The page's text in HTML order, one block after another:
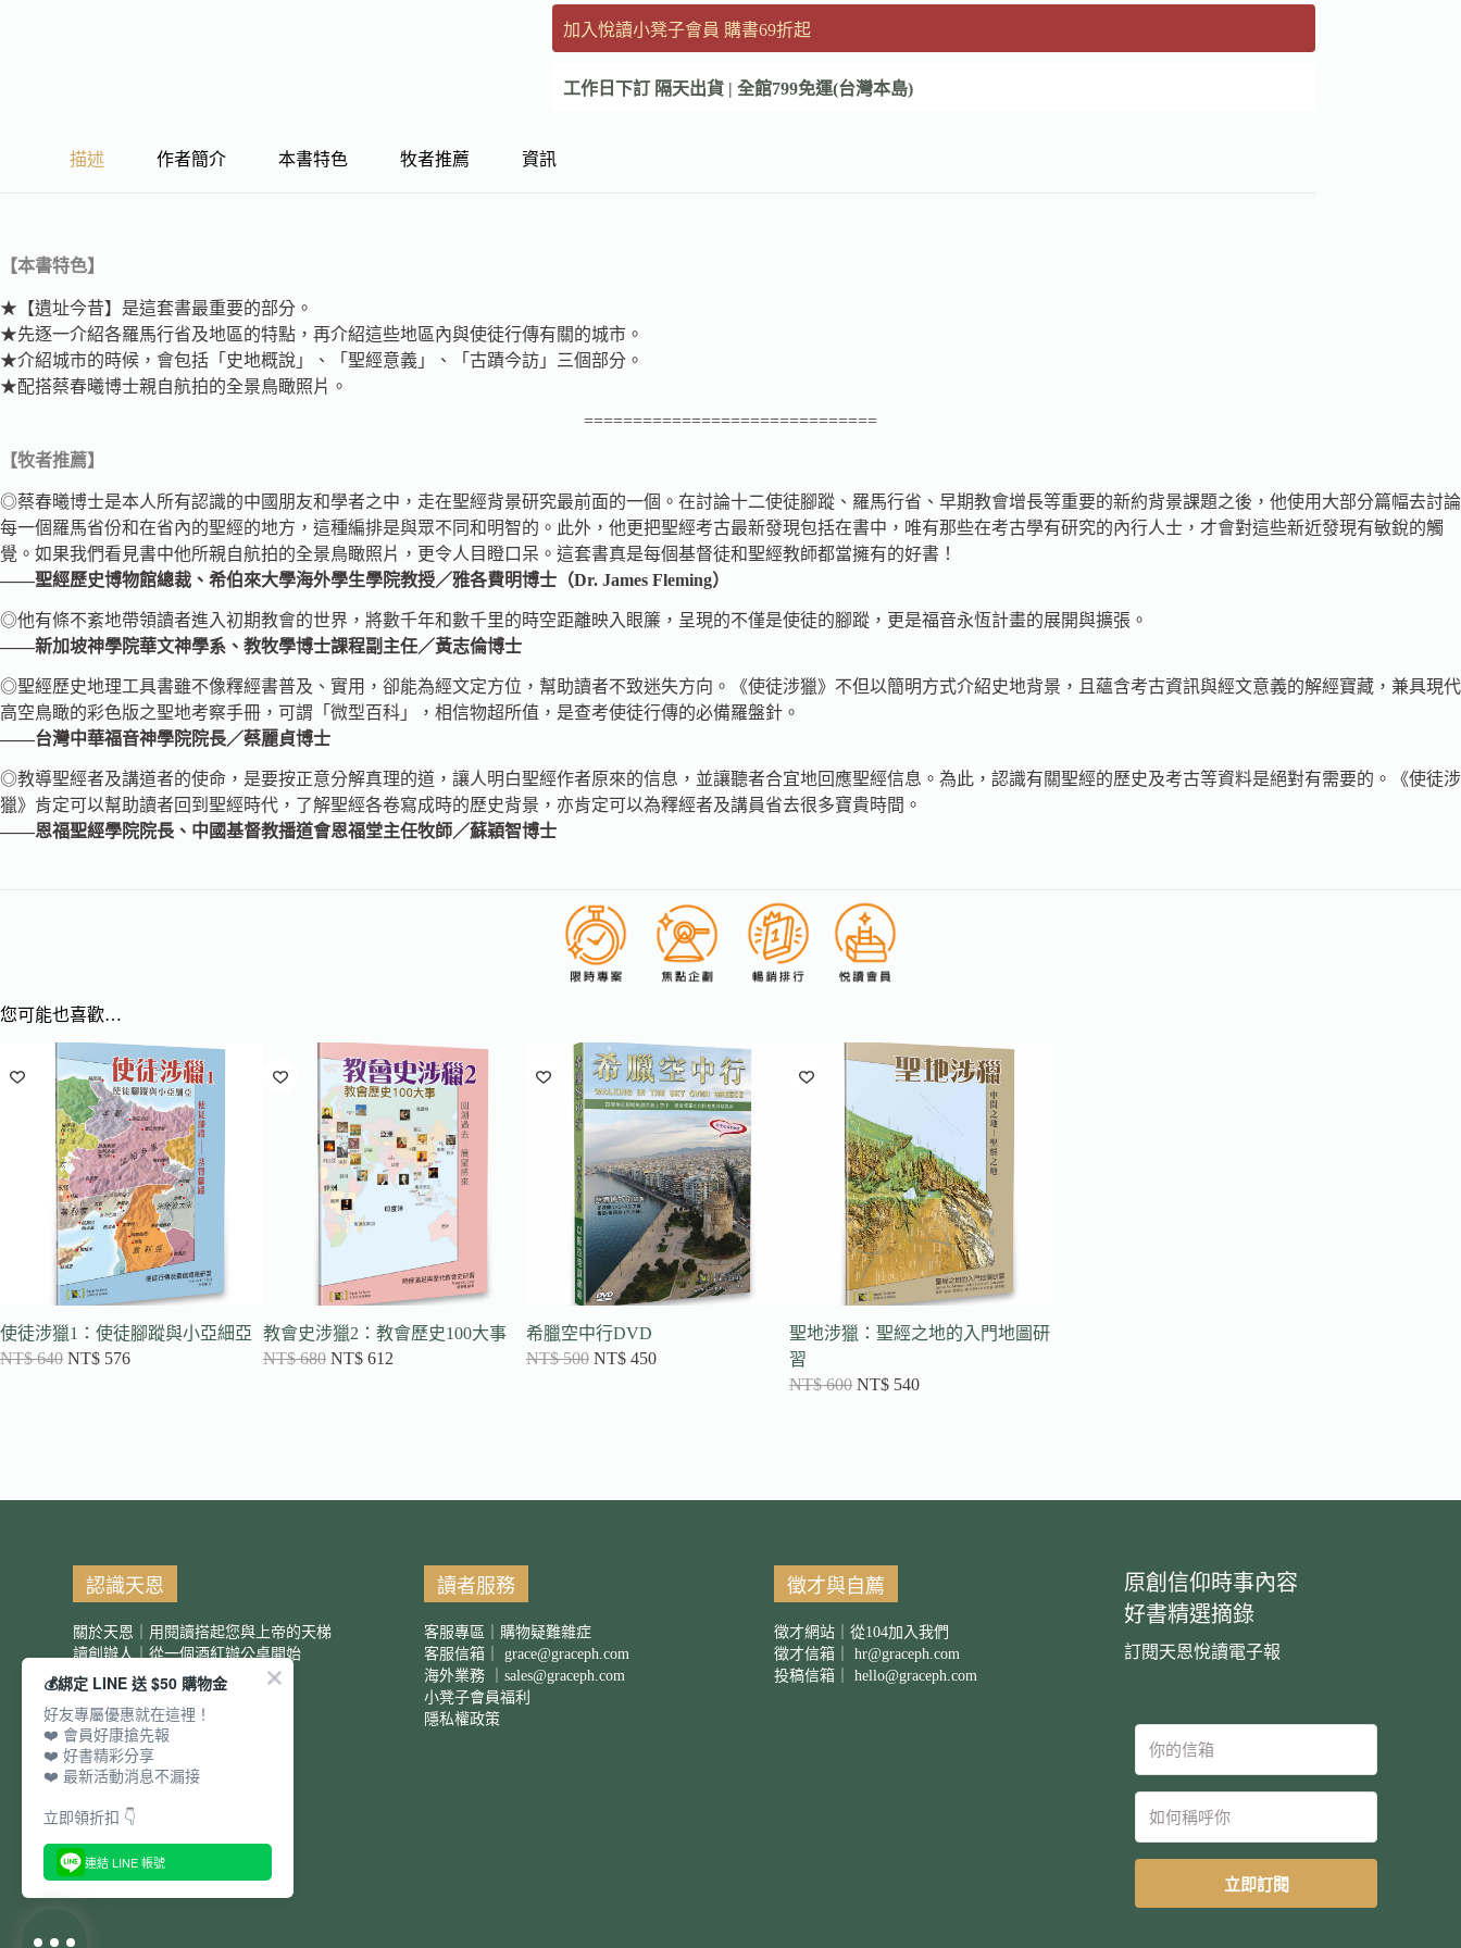
加入悅讀小凳子會員 購書69折起
工作日下訂 隔天出貨 | 全館799免運(台灣本島)
描述 作者簡介 本書特色 牧者推薦 資訊
【本書特色】
★【遺址今昔】是這套書最重要的部分。
★先逐一介紹各羅馬行省及地區的特點，再介紹這些地區內與使徒行傳有關的城市。
★介紹城市的時候，會包括「史地概說」、「聖經意義」、「古蹟今訪」三個部分。
★配搭蔡春曦博士親自航拍的全景鳥瞰照片。
==============================
【牧者推薦】
◎蔡春曦博士是本人所有認識的中國朋友和學者之中，走在聖經背景研究最前面的一個。在討論十二使徒腳蹤、羅馬行省、早期教會增長等重要的新約背景課題之後，他使用大部分篇幅去討論
每一個羅馬省份和在省內的聖經的地方，這種編排是與眾不同和明智的。此外，他更把聖經考古最新發現包括在書中，唯有那些在考古學有研究的內行人士，才會對這些新近發現有敏銳的觸
覺。如果我們看見書中他所親自航拍的全景鳥瞰照片，更令人目瞪口呆。這套書真是每個基督徒和聖經教師都當擁有的好書！
——聖經歷史博物館總裁、希伯來大學海外學生學院教授／雅各費明博士（Dr. James Fleming）
◎他有條不紊地帶領讀者進入初期教會的世界，將數千年和數千里的時空距離映入眼簾，呈現的不僅是使徒的腳蹤，更是福音永恆計畫的展開與擴張。
——新加坡神學院華文神學系、教牧學博士課程副主任／黃志倫博士
◎聖經歷史地理工具書雖不像釋經書普及、實用，卻能為經文定方位，幫助讀者不致迷失方向。《使徒涉獵》不但以簡明方式介紹史地背景，且蘊含考古資訊與經文意義的解經寶藏，兼具現代
高空鳥瞰的彩色版之聖地考察手冊，可謂「微型百科」，相信物超所值，是查考使徒行傳的必備羅盤針。
——台灣中華福音神學院院長／蔡麗貞博士
◎教導聖經者及講道者的使命，是要按正意分解真理的道，讓人明白聖經作者原來的信息，並讓聽者合宜地回應聖經信息。為此，認識有關聖經的歷史及考古等資料是絕對有需要的。《使徒涉
獵》肯定可以幫助讀者回到聖經時代，了解聖經各卷寫成時的歷史背景，亦肯定可以為釋經者及講員省去很多寶貴時間。
——恩福聖經學院院長、中國基督教播道會恩福堂主任牧師／蘇穎智博士
您可能也喜歡…
使徒涉獵1：使徒腳蹤與小亞細亞
NT$640 NT$ 576
教會史涉獵2：教會歷史100大事
NT$680 NT$612
希臘空中行DVD
NT$500 NT$450
聖地涉獵：聖經之地的入門地圖研
習
NT$600 NT$540
認識天恩
關於天恩｜用閱讀搭起您與上帝的天梯
讀創辦人｜從一個酒紅辦公桌開始
服務項目｜團購優惠
讀者服務
客服專區｜購物疑難雜症
客服信箱｜ grace@graceph.com
海外業務 ｜ sales@graceph.com
小凳子會員福利
隱私權政策
徵才與自薦
徵才網站｜從104加入我們
徵才信箱｜ hr@graceph.com
投稿信箱｜ hello@graceph.com
原創信仰時事內容
好書精選摘錄
訂閱天恩悅讀電子報
立即訂閱
💰綁定 LINE 送 $50 購物金
好友專屬優惠就在這裡！
❤️ 會員好康搶先報
❤️ 好書精彩分享
❤️ 最新活動消息不漏接
立即領折扣 👇
連結 LINE 帳號